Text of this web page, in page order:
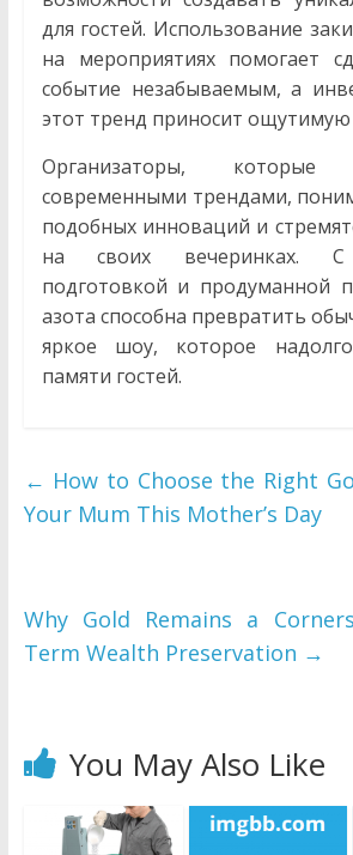
для гостей. Использование
на мероприятиях помогает
событие незабываемым, а
этот тренд приносит ощутимую
Организаторы,
современными трендами,
подобных инноваций и
на своих вечеринках. С
подготовкой и продуманной
азота способна превратить
яркое шоу, которое
памяти гостей.
← How to Choose the Right
Your Mum This Mother’s Day
Why Gold Remains a
Term Wealth Preservation →
You May Also Like